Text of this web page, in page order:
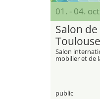
01. - 04.
Salon
Toulouse
Salon
mobilier et de
public